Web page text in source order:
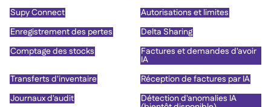
Supy Connect
Autorisations et limites
Enregistrement des pertes
Delta Sharing
Comptage des stocks
Factures et demandes d'avoir
IA
Transferts d'inventaire
Réception de factures par IA
Journaux d'audit
Détection d'anomalies IA